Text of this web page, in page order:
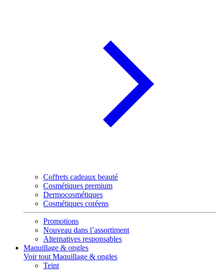
Coffrets cadeaux beauté
Cosmétiques premium
Dermocosmétiques
Cosmétiques coréens
Promotions
Nouveau dans l’assortiment
Alternatives responsables
Maquillage & ongles
Voir tout Maquillage & ongles
Teint